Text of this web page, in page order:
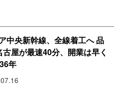
中央新幹線、全線着工へ 品
古屋が最速40分、開業は早く
年